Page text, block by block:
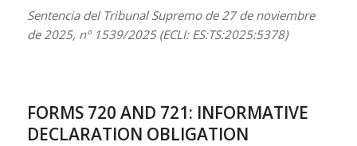
Sentencia del Tribunal Supremo de 27 de noviembre
de 2025, nº 1539/2025 (ECLI: ES:TS:2025:5378)
FORMS 720 AND 721: INFORMATIVE
DECLARATION OBLIGATION